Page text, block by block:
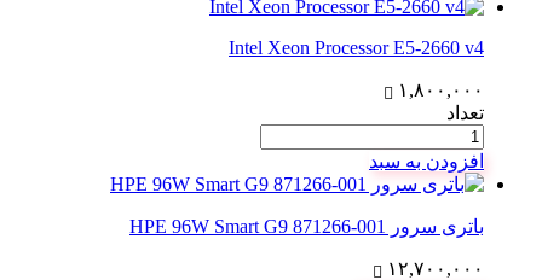
Intel Xeon Processor E5-2660 v4
۱,۸۰۰,۰۰۰
تعداد
افزودن به سبد
باتری سرور 001-871266 HPE 96W Smart G9
۱۲,۷۰۰,۰۰۰